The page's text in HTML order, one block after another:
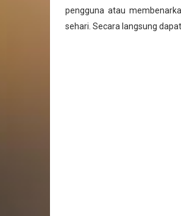
pengguna atau
sehari. Secara langsung